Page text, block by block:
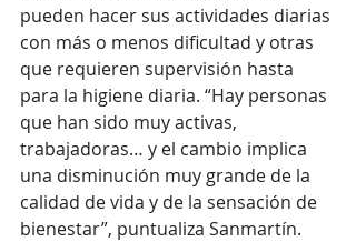
pueden hacer sus actividades diarias
con más o menos dificultad y otras
que requieren supervisión hasta
para la higiene diaria. “Hay personas
que han sido muy activas,
trabajadoras… y el cambio implica
una disminución muy grande de la
calidad de vida y de la sensación de
bienestar”, puntualiza Sanmartín.